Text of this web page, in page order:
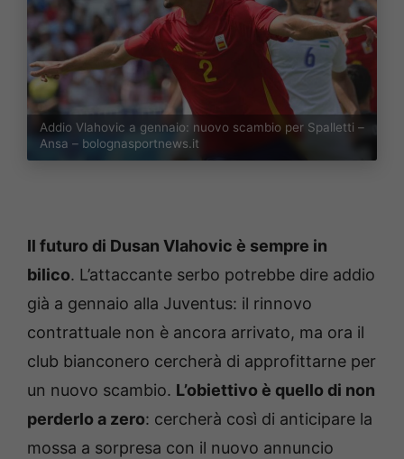
Addio Vlahovic a gennaio: nuovo scambio per Spalletti –
Ansa – bolognasportnews.it
Il futuro di Dusan Vlahovic è sempre in
bilico. L’attaccante serbo potrebbe dire addio
già a gennaio alla Juventus: il rinnovo
contrattuale non è ancora arrivato, ma ora il
club bianconero cercherà di approfittarne per
un nuovo scambio. L’obiettivo è quello di non
perderlo a zero: cercherà così di anticipare la
mossa a sorpresa con il nuovo annuncio